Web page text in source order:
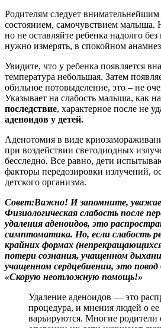
Родителям следует внимательнейшим
состоянием, самочувствием малыша.
но не оставляйте ребенка надолго
нужно измерять, в спокойном
Увидите, что у ребенка появляется
температура небольшая. Затем
обильное потовыделение, это – не
Указывает на слабость малыша, как
последствие, характерное после не
аденоидов у детей.
Аденотомия в виде
при воздействии светодиодных
бесследно. Все равно, дети
факторы передозировки излучений,
детского организма.
Совет:Важно! И запомните,
Физиологическая слабость после
удаления аденоидов, это
симптоматика. Но, если слабость
крайних формах
потери сознания, учащенном
учащенном сердцебиении, это
«Скорую неотложную помощь!»
Удаление аденоидов — это
процедура, и мнения людей о ее
варьируются. Многие родители